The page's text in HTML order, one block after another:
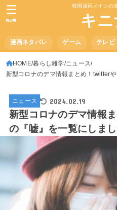
韓国漫画メインの
キ
漫画ネタバレ ゲーム テレビ
MENU
HOME 暮らし雑学 ニュース
新型コロナのデマ情報まとめ！twitter
ニュース 2024.02.19
新型コロナのデマ情報
の『嘘』を一覧にしま